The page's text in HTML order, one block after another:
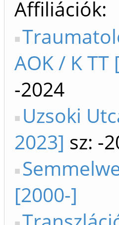
Affiliációk
AOK / K
-2024
Uzsoki
2023] sz: -
[2000-]